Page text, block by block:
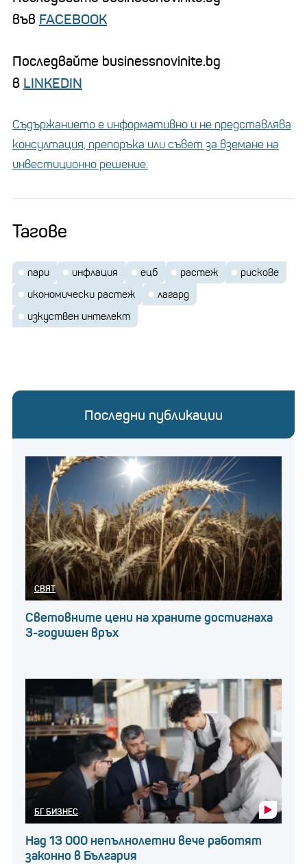
във FACEBOOK
Последвайте businessnovinite.bg
в LINKEDIN
Съдържанието е информативно и не представлява
консултация, препоръка или съвет за вземане на
инвестиционно решение.
Тагове
пари инфлация ецб растеж
рискове
икономически растеж
лагард
изкуствен интелект
Последни публикации
СВЯТ
Световните цени на храните достигнаха
3-годишен връх
БГ БИЗНЕС
Над 13 000 непълнолетни вече работят
законно в България